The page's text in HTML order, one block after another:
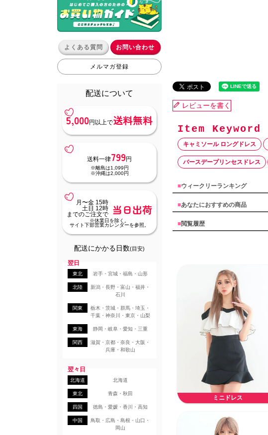
よくある質問 お問い合わせ
メルマガ登録
配送について
5,000円以上で送料無料
送料一律799円
※離島は1,099円
※沖縄は2,000円
月〜金 15時
土日 12時
までのご注文で
当日出荷
※休業日を除く。
サイト下部営業カレンダーを参照。
配送にかかる日数(目安)
翌日
東北 岩手・宮城・福島・山形
北陸
新潟・長野・富山・福井・
石川
関東
栃木・茨城・群馬・埼玉・
千葉・神奈川・東京・山梨
東海 静岡・岐阜・愛知・三重
関西
滋賀・京都・奈良・大阪・
兵庫・和歌山
翌々日
北海道 北海道
東北 青森・秋田
四国 徳島・愛媛・香川・高知
中国
鳥取・広島・島根・山口・
岡山
レビューを書く
キャミソール ロングドレス
バースデープリンセスドレス
■ウィークリーランキング
■あなたにおすすめの商品
■閲覧履歴
ミニドレス